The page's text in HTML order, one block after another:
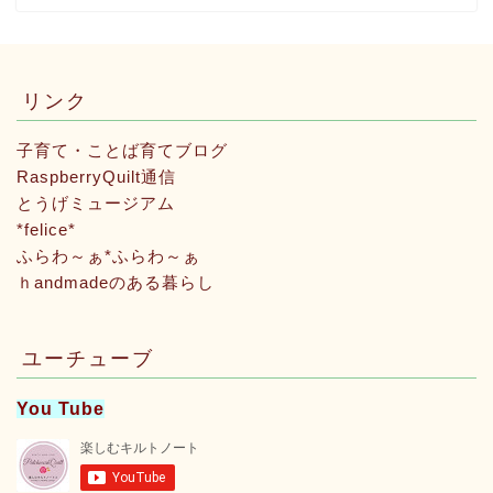
リンク
子育て・ことば育てブログ
RaspberryQuilt通信
とうげミュージアム
*felice*
ふらわ～ぁ*ふらわ～ぁ
ｈandmadeのある暮らし
ユーチューブ
You Tube